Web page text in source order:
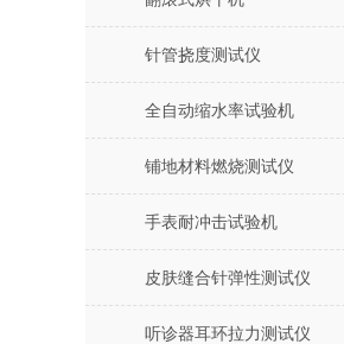
针管挠度测试仪
全自动缩水率试验机
铺地材料燃烧测试仪
手表耐冲击试验机
皮肤缝合针弹性测试仪
听诊器耳环拉力测试仪